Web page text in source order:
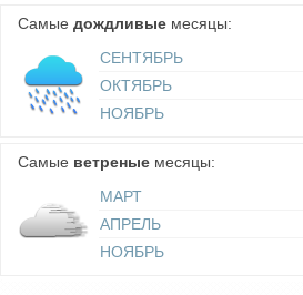
Самые дождливые месяцы:
СЕНТЯБРЬ
ОКТЯБРЬ
НОЯБРЬ
Самые ветреные месяцы:
МАРТ
АПРЕЛЬ
НОЯБРЬ